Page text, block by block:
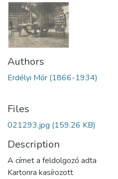
Authors
Erdélyi Mór (1866-1934)
Files
021293.jpg (159.26 KB)
Description
A címet a feldolgozó adta
Kartonra kasírozott